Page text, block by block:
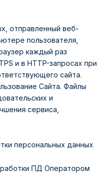
отправленный веб-
пользователя,
каждый раз
и в HTTP-запросах при
сайта.
Сайта. Файлы
и
сервиса,
персональных данных
ПД Оператором